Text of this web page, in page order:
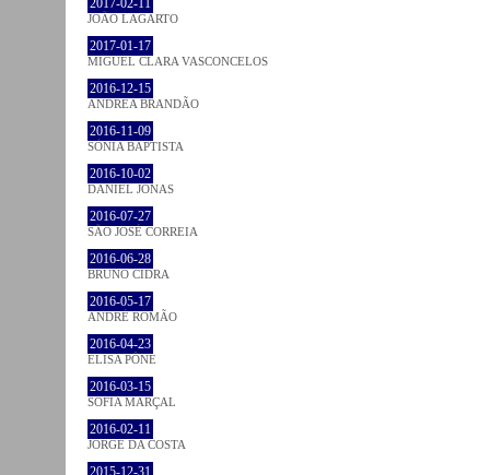
2017-02-11
JOÃO LAGARTO
2017-01-17
MIGUEL CLARA VASCONCELOS
2016-12-15
ANDREA BRANDÃO
2016-11-09
SÓNIA BAPTISTA
2016-10-02
DANIEL JONAS
2016-07-27
SÃO JOSÉ CORREIA
2016-06-28
BRUNO CIDRA
2016-05-17
ANDRÉ ROMÃO
2016-04-23
ELISA PÔNE
2016-03-15
SOFIA MARÇAL
2016-02-11
JORGE DA COSTA
2015-12-31